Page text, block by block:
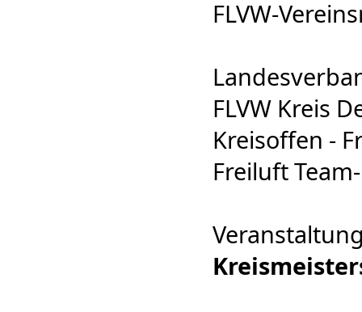
FLVW-
FLVW Kreis
Kreisoffen -
Freiluft